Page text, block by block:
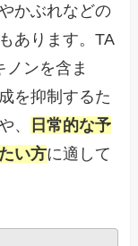
かぶれなどの
あります。TA
ンを含ま
を抑制するた
、
日常的な予
い方に適して